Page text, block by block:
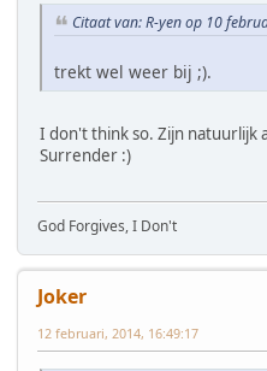
Citaat van: R-yen op 10
trekt wel weer bij ;).
I don't think so. Zijn natuurlijk
Surrender :)
God Forgives, I Don't
Joker
12 februari, 2014, 16:49:17